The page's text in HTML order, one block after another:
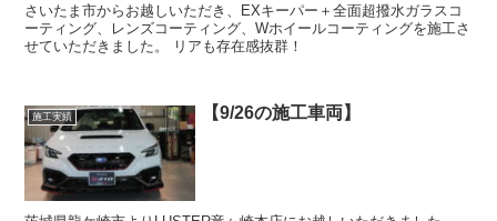
さいたま市からお越しいただき、EXキーパー＋全面超撥水ガラスコ
ーティング、レンズコーティング、Wホイールコーティングを施工さ
せていただきました。 リアも存在感抜群！
施工実績 【9/26の施工車両】